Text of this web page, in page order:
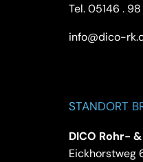
Tel.05146 .
info@dico-
STANDORT
DICO Rohr-
Eickhorstweg